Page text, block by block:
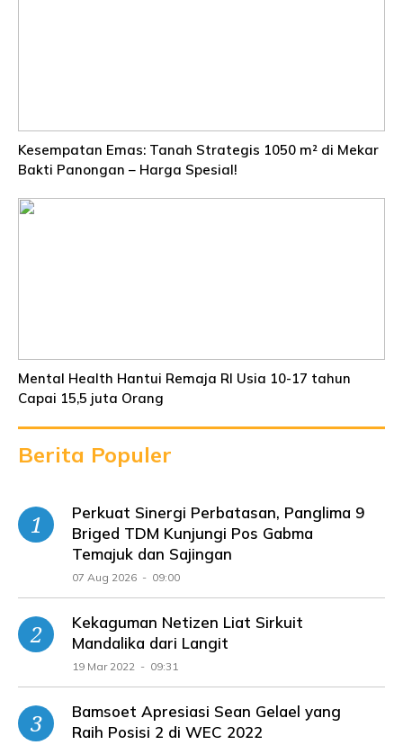
Kesempatan Emas: Tanah Strategis 1050 m² di Mekar
Bakti Panongan – Harga Spesial!
Mental Health Hantui Remaja RI Usia 10-17 tahun
Capai 15,5 juta Orang
Berita Populer
Perkuat Sinergi Perbatasan, Panglima 9
Briged TDM Kunjungi Pos Gabma
Temajuk dan Sajingan
07 Aug 2026 - 09:00
Kekaguman Netizen Liat Sirkuit
Mandalika dari Langit
19 Mar 2022 - 09:31
Bamsoet Apresiasi Sean Gelael yang
Raih Posisi 2 di WEC 2022